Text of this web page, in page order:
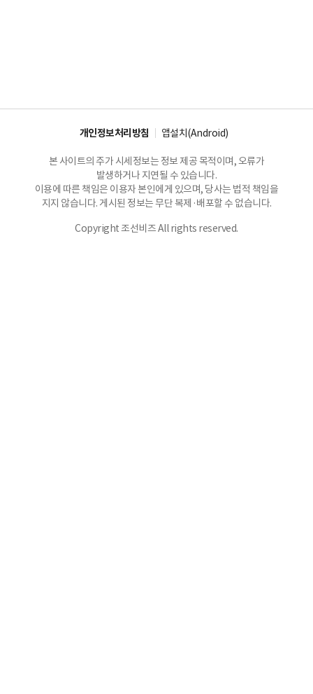
개인정보처리방침 앱설치(Android)
본 사이트의 주가 시세정보는 정보 제공 목적이며, 오류가
발생하거나 지연될 수 있습니다.
이용에 따른 책임은 이용자 본인에게 있으며, 당사는 법적 책임을
지지 않습니다. 게시된 정보는 무단 복제·배포할 수 없습니다.
Copyright 조선비즈 All rights reserved.